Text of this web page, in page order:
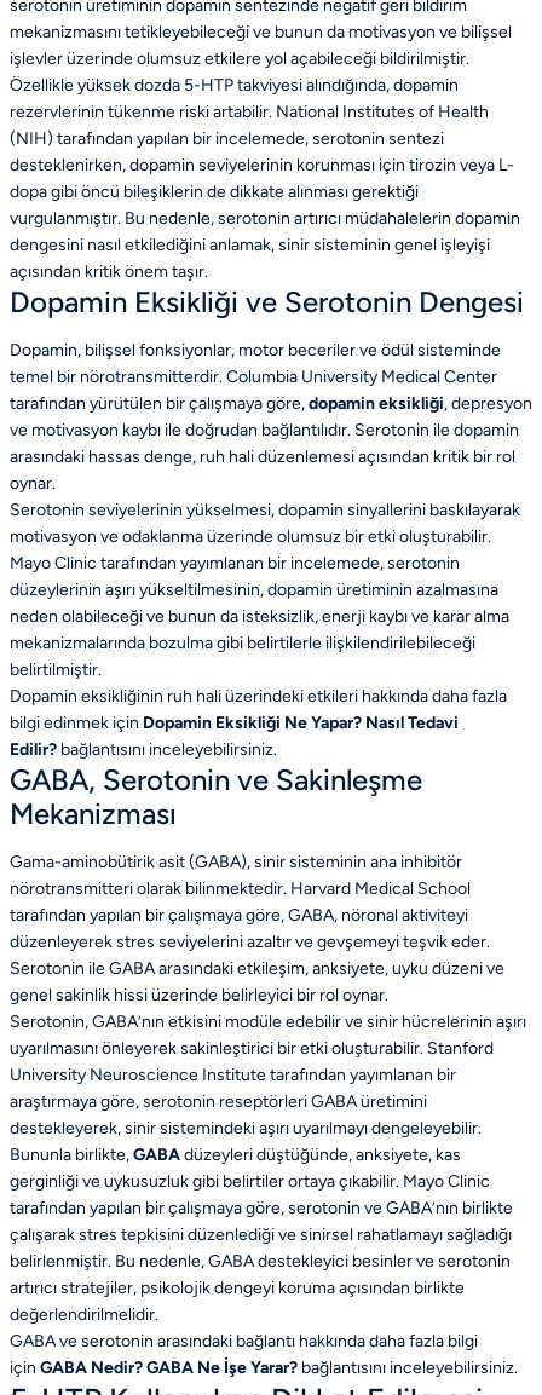
serotonin üretiminin dopamin sentezinde negatif geri bildirim
mekanizmasını tetikleyebileceği ve bunun da motivasyon ve bilişsel
işlevler üzerinde olumsuz etkilere yol açabileceği bildirilmiştir.
Özellikle yüksek dozda 5-HTP takviyesi alındığında, dopamin
rezervlerinin tükenme riski artabilir. National Institutes of Health
(NIH) tarafından yapılan bir incelemede, serotonin sentezi
desteklenirken, dopamin seviyelerinin korunması için tirozin veya L-
dopa gibi öncü bileşiklerin de dikkate alınması gerektiği
vurgulanmıştır. Bu nedenle, serotonin artırıcı müdahalelerin dopamin
dengesini nasıl etkilediğini anlamak, sinir sisteminin genel işleyişi
açısından kritik önem taşır.
Dopamin Eksikliği ve Serotonin Dengesi
Dopamin, bilişsel fonksiyonlar, motor beceriler ve ödül sisteminde
temel bir nörotransmitterdir. Columbia University Medical Center
tarafından yürütülen bir çalışmaya göre,dopamin eksikliği, depresyon
ve motivasyon kaybı ile doğrudan bağlantılıdır. Serotonin ile dopamin
arasındaki hassas denge, ruh hali düzenlemesi açısından kritik bir rol
oynar.
Serotonin seviyelerinin yükselmesi, dopamin sinyallerini baskılayarak
motivasyon ve odaklanma üzerinde olumsuz bir etki oluşturabilir.
Mayo Clinic tarafından yayımlanan bir incelemede, serotonin
düzeylerinin aşırı yükseltilmesinin, dopamin üretiminin azalmasına
neden olabileceği ve bunun da isteksizlik, enerji kaybı ve karar alma
mekanizmalarında bozulma gibi belirtilerle ilişkilendirilebileceği
belirtilmiştir.
Dopamin eksikliğinin ruh hali üzerindeki etkileri hakkında daha fazla
bilgi edinmek için Dopamin Eksikliği Ne Yapar? Nasıl Tedavi
Edilir? bağlantısını inceleyebilirsiniz.
GABA, Serotonin ve Sakinleşme
Mekanizması
Gama-aminobütirik asit (GABA), sinir sisteminin ana inhibitör
nörotransmitteri olarak bilinmektedir. Harvard Medical School
tarafından yapılan bir çalışmaya göre, GABA, nöronal aktiviteyi
düzenleyerek stres seviyelerini azaltır ve gevşemeyi teşvik eder.
Serotonin ile GABA arasındaki etkileşim, anksiyete, uyku düzeni ve
genel sakinlik hissi üzerinde belirleyici bir rol oynar.
Serotonin, GABA’nın etkisini modüle edebilir ve sinir hücrelerinin aşırı
uyarılmasını önleyerek sakinleştirici bir etki oluşturabilir. Stanford
University Neuroscience Institute tarafından yayımlanan bir
araştırmaya göre, serotonin reseptörleri GABA üretimini
destekleyerek, sinir sistemindeki aşırı uyarılmayı dengeleyebilir.
Bununla birlikte,GABAdüzeyleri düştüğünde, anksiyete, kas
gerginliği ve uykusuzluk gibi belirtiler ortaya çıkabilir. Mayo Clinic
tarafından yapılan bir çalışmaya göre, serotonin ve GABA’nın birlikte
çalışarak stres tepkisini düzenlediği ve sinirsel rahatlamayı sağladığı
belirlenmiştir. Bu nedenle, GABA destekleyici besinler ve serotonin
artırıcı stratejiler, psikolojik dengeyi koruma açısından birlikte
değerlendirilmelidir.
GABA ve serotonin arasındaki bağlantı hakkında daha fazla bilgi
için GABA Nedir? GABA Ne İşe Yarar? bağlantısını inceleyebilirsiniz.